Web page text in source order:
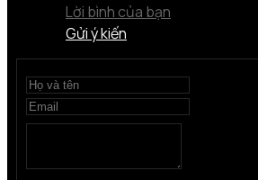
Lời bình của bạn
Gửi ý kiến